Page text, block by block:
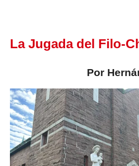
contenido
La Jugada del Filo-
Por